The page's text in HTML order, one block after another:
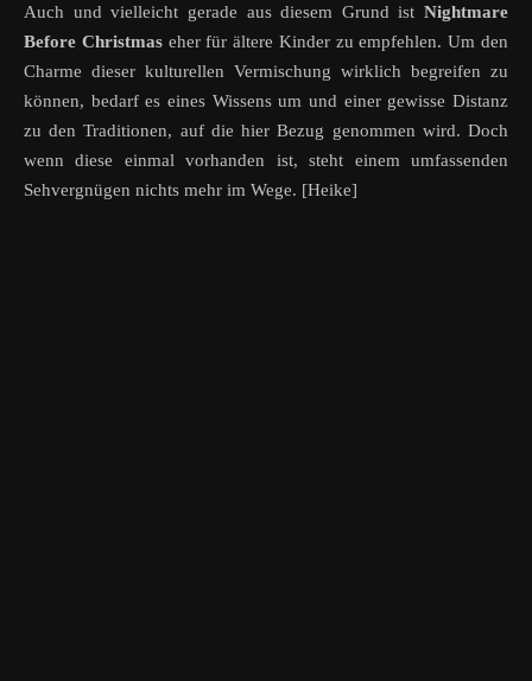
Auch und vielleicht gerade aus diesem Grund ist Nightmare
Before Christmaseher für ältere Kinder zu empfehlen. Um den
Charme dieser kulturellen Vermischung wirklich begreifen zu
können, bedarf es eines Wissens um und einer gewisse Distanz
zu den Traditionen, auf die hier Bezug genommen wird. Doch
wenn diese einmal vorhanden ist, steht einem umfassenden
Sehvergnügen nichts mehr im Wege. [Heike]